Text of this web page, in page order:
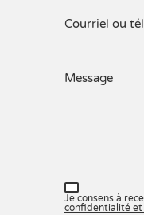
Courriel ou
Message
Je consens à
confidentialité et